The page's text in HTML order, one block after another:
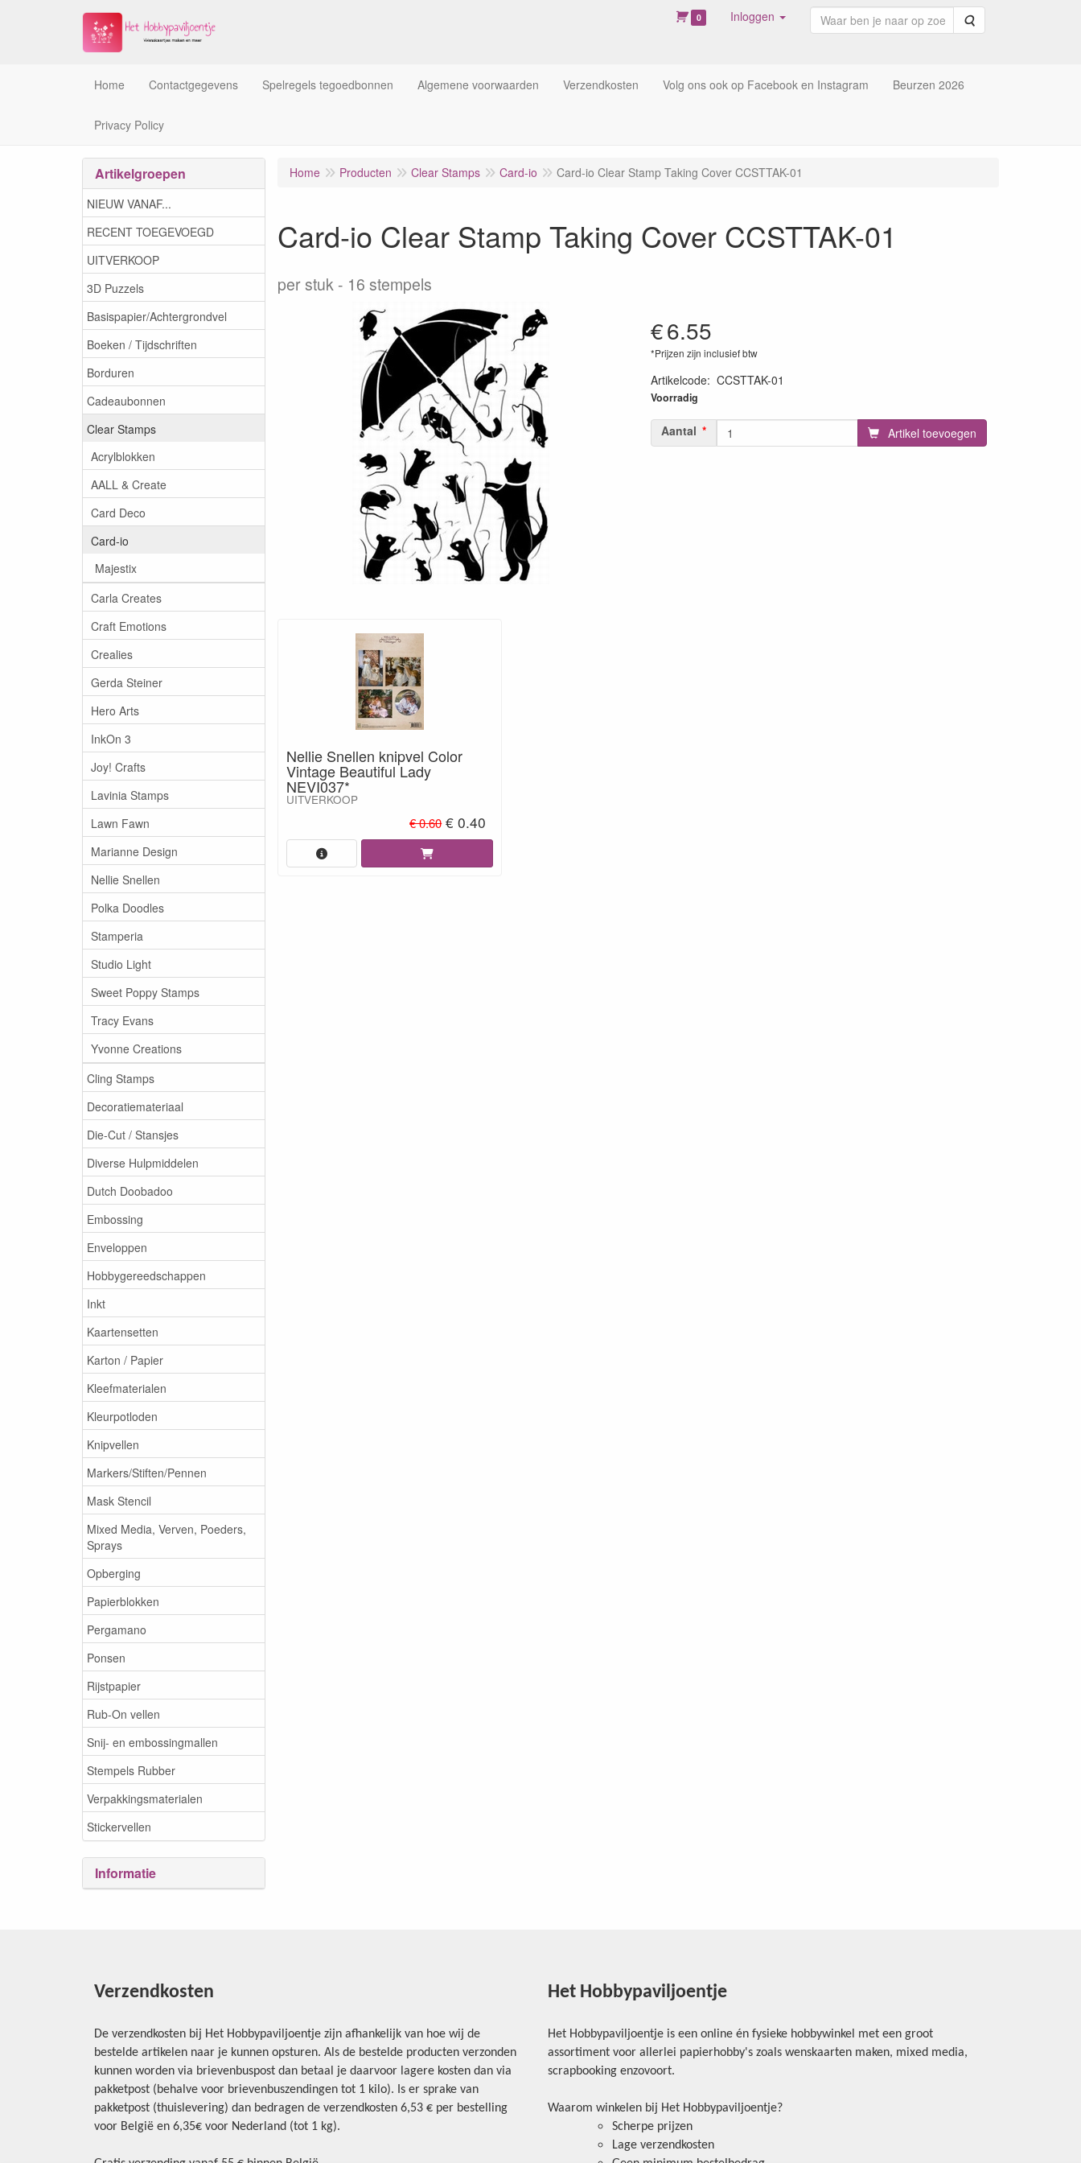
0 Inloggen Zoeken
Home Contactgegevens Spelregels tegoedbonnen Algemene voorwaarden Verzendkosten Volg ons ook op Facebook en Instagram Beurzen 2026
Privacy Policy
Artikelgroepen
NIEUW VANAF...
RECENT TOEGEVOEGD
UITVERKOOP
3D Puzzels
Basispapier/Achtergrondvel
Boeken / Tijdschriften
Borduren
Cadeaubonnen
Clear Stamps
Acrylblokken
AALL & Create
Card Deco
Card-io
Majestix
Carla Creates
Craft Emotions
Crealies
Gerda Steiner
Hero Arts
InkOn 3
Joy! Crafts
Lavinia Stamps
Lawn Fawn
Marianne Design
Nellie Snellen
Polka Doodles
Stamperia
Studio Light
Sweet Poppy Stamps
Tracy Evans
Yvonne Creations
Cling Stamps
Decoratiemateriaal
Die-Cut / Stansjes
Diverse Hulpmiddelen
Dutch Doobadoo
Embossing
Enveloppen
Hobbygereedschappen
Inkt
Kaartensetten
Karton / Papier
Kleefmaterialen
Kleurpotloden
Knipvellen
Markers/Stiften/Pennen
Mask Stencil
Mixed Media, Verven, Poeders,
Sprays
Opberging
Papierblokken
Pergamano
Ponsen
Rijstpapier
Rub-On vellen
Snij- en embossingmallen
Stempels Rubber
Verpakkingsmaterialen
Stickervellen
Informatie
Home Producten Clear Stamps Card-io Card-io Clear Stamp Taking Cover CCSTTAK-01
Card-io Clear Stamp Taking Cover CCSTTAK-01
per stuk 16 stempels
€6.55
*Prijzen zijn inclusief btw
Artikelcode: CCSTTAK-01
5060389332487
Voorradig
Aantal Artikel toevoegen
Nellie Snellen knipvel Color
Vintage Beautiful Lady
NEVI037*
UITVERKOOP
€ 0.60€ 0.40
Verzendkosten
De verzendkosten bij Het Hobbypaviljoentje zijn afhankelijk van hoe wij de
bestelde artikelen naar je kunnen opsturen. Als de bestelde producten verzonden
kunnen worden via brievenbuspost dan betaal je daarvoor lagere kosten dan via
pakketpost (behalve voor brievenbuszendingen tot 1 kilo). Is er sprake van
pakketpost (thuislevering) dan bedragen de verzendkosten 6,53 € per bestelling
voor België en 6,35€ voor Nederland (tot 1 kg).
Het Hobbypaviljoentje
Het Hobbypaviljoentje is een online én fysieke hobbywinkel met een groot
assortiment voor allerlei papierhobby's zoals wenskaarten maken, mixed media,
scrapbooking enzovoort.
Waarom winkelen bij Het Hobbypaviljoentje?
Scherpe prijzen
Lage verzendkosten